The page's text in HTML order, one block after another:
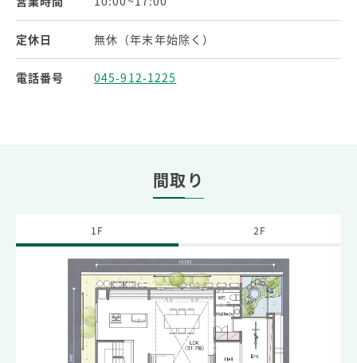
定休日 無休（年末年始除く）
電話番号 045-912-1225
間取り
1F 2F